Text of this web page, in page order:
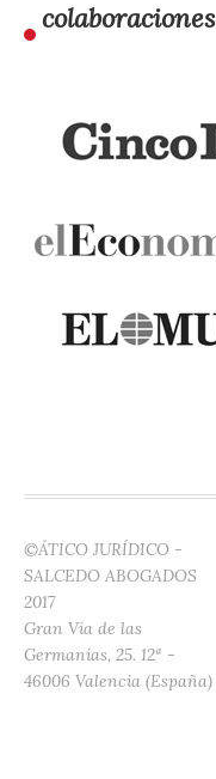
colaboraciones
©ÁTICO JURÍDICO -
SALCEDO ABOGADOS
2017
Gran Vía de las
Germanías, 25. 12ª -
46006 Valencia (España)